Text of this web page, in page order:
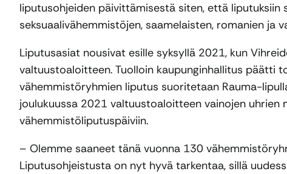
liputusohjeiden päivittämisestä siten, että liputuksiin
seksuaalivähemmistöjen, saamelaisten, romanien ja
Liputusasiat nousivat esille syksyllä 2021, kun
valtuustoaloitteen. Tuolloin kaupunginhallitus päätti
vähemmistöryhmien liputus suoritetaan Rauma-
joulukuussa 2021 valtuustoaloitteen vainojen uhrien
vähemmistöliputuspäiviin.
– Olemme saaneet tänä vuonna 130
Liputusohjeistusta on nyt hyvä tarkentaa, sillä